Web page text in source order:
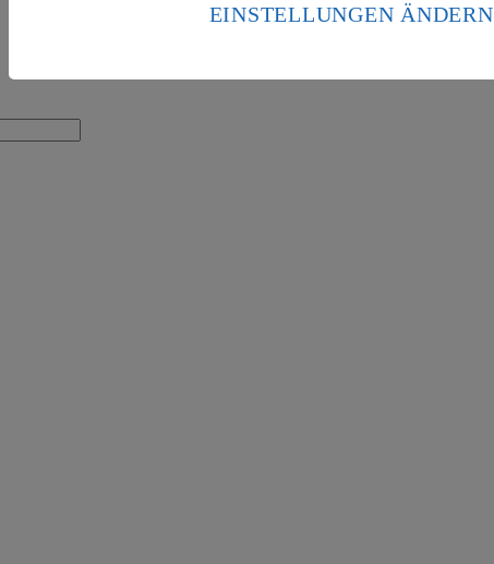
Risiko eines Zugriffs durch US-amerikanische Behörden.
EINSTELLUNGEN ÄNDERN